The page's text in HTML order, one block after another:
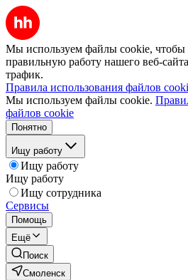
Мы используем файлы cookie, чтобы
правильную работу нашего веб-
трафик.
Правила использования файлов
Мы используем файлы cookie.
файлов cookie
Понятно
Ищу работу
Ищу работу
Ищу работу
Ищу сотрудника
Сервисы
Помощь
Ещё
Поиск
Смоленск